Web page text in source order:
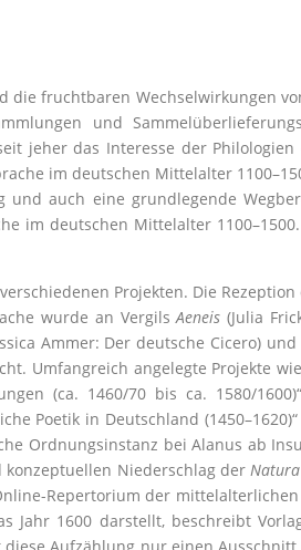
die fruchtbaren Wechselwirkungen
und
jeher das Interesse der Philologien
im deutschen Mittelalter
und auch eine grundlegende
im deutschen Mittelalter
Projekten. Die
wurde an VergilsAeneis (Julia
Ammer: Der deutsche Cicero)
Umfangreich angelegte Projekte
(ca. 1460/70 bis ca. 1580/
Poetik in Deutschland
Ordnungsinstanz bei Alanus ab
konzeptuellen Niederschlag der Natura
Repertorium der
Jahr 1600 darstellt, beschreibt